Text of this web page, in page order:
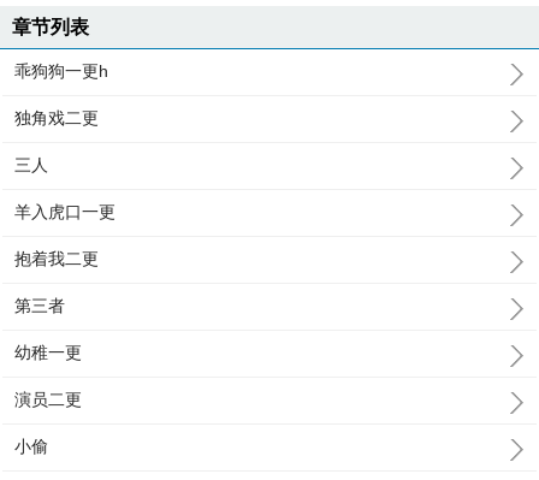
章节列表
乖狗狗一更h
独角戏二更
三人
羊入虎口一更
抱着我二更
第三者
幼稚一更
演员二更
小偷